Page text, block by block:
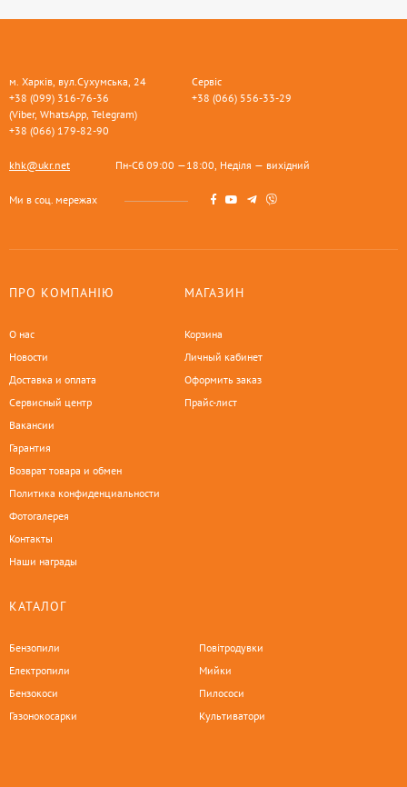
м. Харків, вул.Сухумська, 24
+38 (099) 316-76-36
(Viber, WhatsApp, Telegram)
+38 (066) 179-82-90
Сервіс
+38 (066) 556-33-29
khk@ukr.net Пн-Сб 09:00 —18:00, Неділя — вихідний
Ми в соц. мережах
ПРО КОМПАНІЮ
О нас
Новости
Доставка и оплата
Сервисный центр
Вакансии
Гарантия
Возврат товара и обмен
Политика конфиденциальности
Фотогалерея
Контакты
Наши награды
МАГАЗИН
Корзина
Личный кабинет
Оформить заказ
Прайс-лист
КАТАЛОГ
Бензопили
Електропили
Бензокоси
Газонокосарки
Повітродувки
Мийки
Пилососи
Культиватори